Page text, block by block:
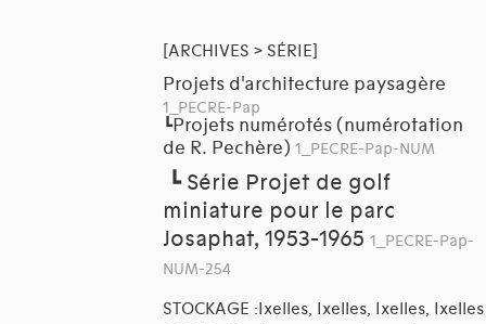
[ARCHIVES > SÉRIE]
Projets d'architecture paysagère
1_PECRE-Pap
┗Projets numérotés (numérotation
de R. Pechère) 1_PECRE-Pap-NUM
┗ Série Projet de golf
miniature pour le parc
Josaphat, 1953-1965 1_PECRE-Pap-
NUM-254
STOCKAGE :Ixelles, Ixelles, Ixelles, Ixelles